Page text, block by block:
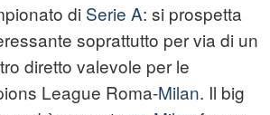
di Serie A: si prospetta
soprattutto per via di un
diretto valevole per le
League Roma-Milan. Il big